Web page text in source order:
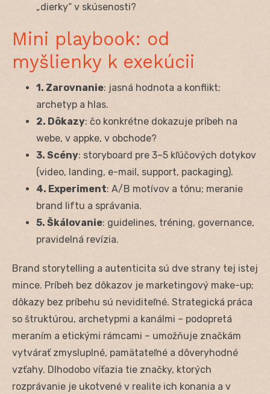
„dierky“ v skúsenosti?
Mini playbook: od
myšlienky k exekúcii
1. Zarovnanie: jasná hodnota a konflikt;
archetyp a hlas.
2. Dôkazy: čo konkrétne dokazuje príbeh na
webe, v appke, v obchode?
3. Scény: storyboard pre 3–5 kľúčových dotykov
(video, landing, e-mail, support, packaging).
4. Experiment: A/B motívov a tónu; meranie
brand liftu a správania.
5. Škálovanie: guidelines, tréning, governance,
pravidelná revízia.
Brand storytelling a autenticita sú dve strany tej istej
mince. Príbeh bez dôkazov je marketingový make-up;
dôkazy bez príbehu sú neviditeľné. Strategická práca
so štruktúrou, archetypmi a kanálmi – podopretá
meraním a etickými rámcami – umožňuje značkám
vytvárať zmysluplné, pamätateľné a dôveryhodné
vzťahy. Dlhodobo víťazia tie značky, ktorých
rozprávanie je ukotvené v realite ich konania a v